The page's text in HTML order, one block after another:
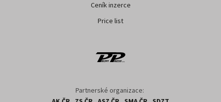
Ceník inzerce
Price list
Partnerské organizace: